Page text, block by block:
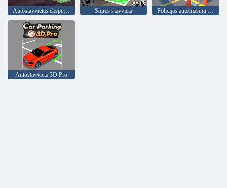
Autostāvvietas eksperts: braukšanas eksāmens Stūres stāvvieta Policijas automašīnu stāvvieta
Autostāvvieta 3D Pro